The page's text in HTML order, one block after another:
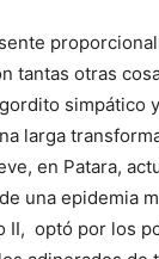
tantas otras
simpático
larga
en Patara,
una epidemia
II, optó por los